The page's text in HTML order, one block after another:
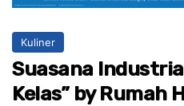
Kuliner
Suasana
Kelas” by Rumah